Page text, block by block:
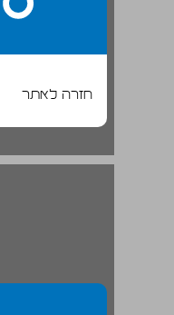
חזרה לאתר